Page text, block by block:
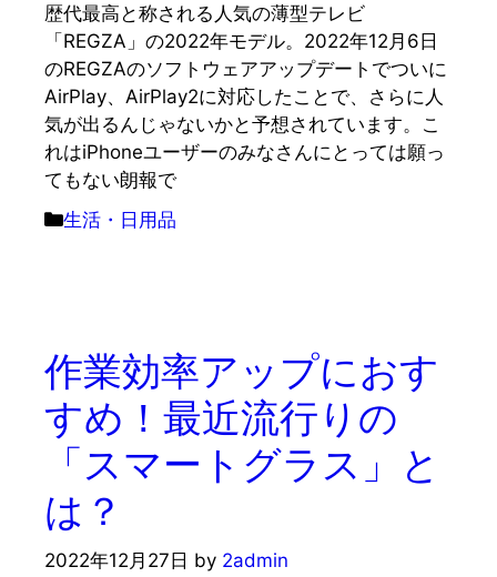
歴代最高と称される人気の薄型テレビ
「REGZA」の2022年モデル。2022年12月6日
のREGZAのソフトウェアアップデートでついに
AirPlay、AirPlay2に対応したことで、さらに人
気が出るんじゃないかと予想されています。こ
れはiPhoneユーザーのみなさんにとっては願っ
てもない朗報で
カ
生活・日用品
作業効率アップにおす
すめ！最近流行りの
「スマートグラス」と
は？
2022年12月27日 by 2admin